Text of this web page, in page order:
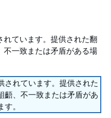
ています。提供された翻
不一致または矛盾がある場
されています。提供された
齬、不一致または矛盾があ
。